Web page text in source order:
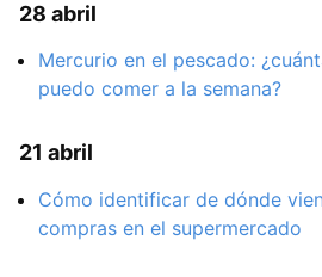
28 abril
Mercurio en el pescado:
puedo comer a la semana?
21 abril
Cómo identificar de dónde
compras en el supermercado